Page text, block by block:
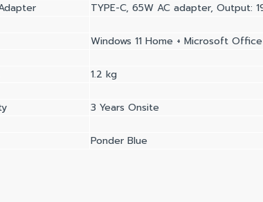
TYPE-C, 65W AC adapter, Output:
Windows 11 Home + Microsoft
1.2 kg
3 Years Onsite
Ponder Blue